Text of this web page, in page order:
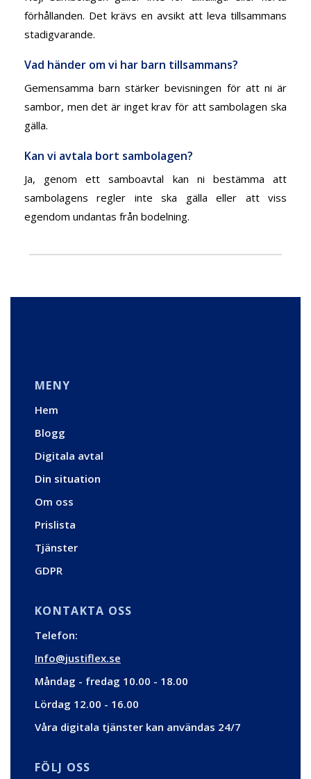
förhållanden. Det krävs en avsikt att leva tillsammans
stadigvarande.
Vad händer om vi har barn tillsammans?
Gemensamma barn stärker bevisningen för att ni är
sambor, men det är inget krav för att sambolagen ska
gälla.
Kan vi avtala bort sambolagen?
Ja, genom ett samboavtal kan ni bestämma att
sambolagens regler inte ska gälla eller att viss
egendom undantas från bodelning.
MENY
Hem
Blogg
Digitala avtal
Din situation
Om oss
Prislista
Tjänster
GDPR
KONTAKTA OSS
Telefon:
Info@justiflex.se
Måndag - fredag 10.00 - 18.00
Lördag 12.00 - 16.00
Våra digitala tjänster kan användas 24/7
FÖLJ OSS